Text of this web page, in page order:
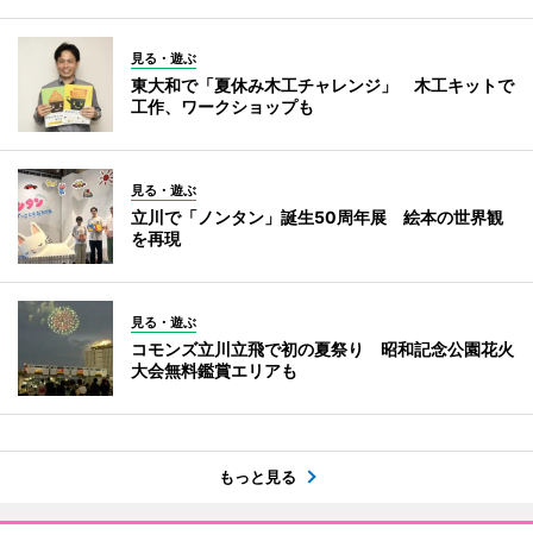
見る・遊ぶ
東大和で「夏休み木工チャレンジ」 木工キットで
工作、ワークショップも
見る・遊ぶ
立川で「ノンタン」誕生50周年展 絵本の世界観
を再現
見る・遊ぶ
コモンズ立川立飛で初の夏祭り 昭和記念公園花火
大会無料鑑賞エリアも
もっと見る